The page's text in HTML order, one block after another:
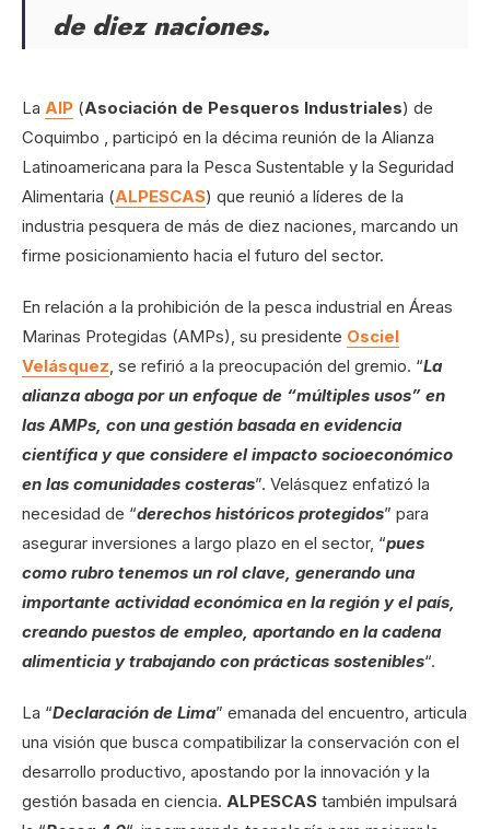
de diez naciones.
La AIP (Asociación de Pesqueros Industriales) de
Coquimbo , participó en la décima reunión de la Alianza
Latinoamericana para la Pesca Sustentable y la Seguridad
Alimentaria (ALPESCAS) que reunió a líderes de la
industria pesquera de más de diez naciones, marcando un
firme posicionamiento hacia el futuro del sector.
En relación a la prohibición de la pesca industrial en Áreas
Marinas Protegidas (AMPs), su presidente Osciel
Velásquez, se refirió a la preocupación del gremio. “La
alianza aboga por un enfoque de “múltiples usos” en
las AMPs, con una gestión basada en evidencia
científica y que considere el impacto socioeconómico
en las comunidades costeras”. Velásquez enfatizó la
necesidad de “derechos históricos protegidos” para
asegurar inversiones a largo plazo en el sector, “pues
como rubro tenemos un rol clave, generando una
importante actividad económica en la región y el país,
creando puestos de empleo, aportando en la cadena
alimenticia y trabajando con prácticas sostenibles“.
La “Declaración de Lima” emanada del encuentro, articula
una visión que busca compatibilizar la conservación con el
desarrollo productivo, apostando por la innovación y la
gestión basada en ciencia. ALPESCAS también impulsará